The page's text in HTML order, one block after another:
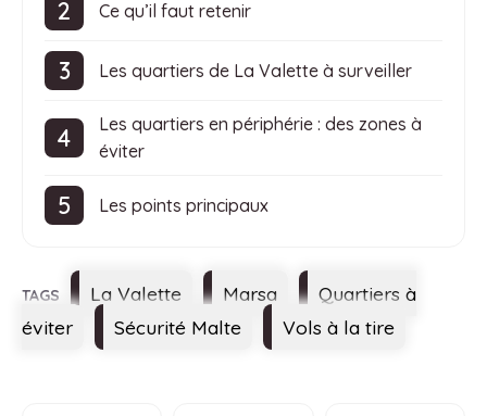
Ce qu’il faut retenir
Les quartiers de La Valette à surveiller
Les quartiers en périphérie : des zones à
éviter
Les points principaux
Étiquettes
La Valette Marsa
Quartiers à
éviter
Sécurité Malte Vols à la tire